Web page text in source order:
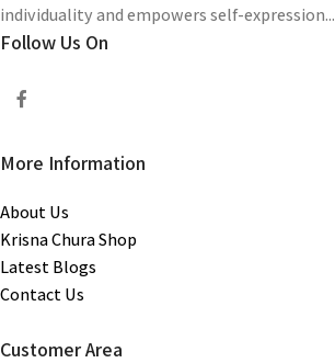
individuality and empowers self-expression...
Follow Us On
More Information
About Us
Krisna Chura Shop
Latest Blogs
Contact Us
Customer Area